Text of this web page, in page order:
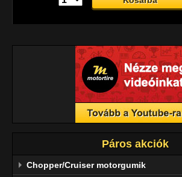
Páros akciók
Chopper/Cruiser motorgumik